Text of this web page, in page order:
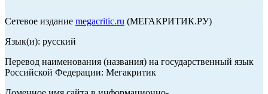
Сетевое издание megacritic.ru (МЕГАКРИТИК.РУ)
Язык(и): русский
Перевод наименования (названия) на государственный язык
Российской Федерации: Мегакритик